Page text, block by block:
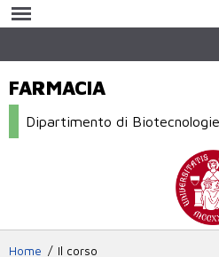
contenuto
FARMACIA
Dipartimento di
Home Il corso